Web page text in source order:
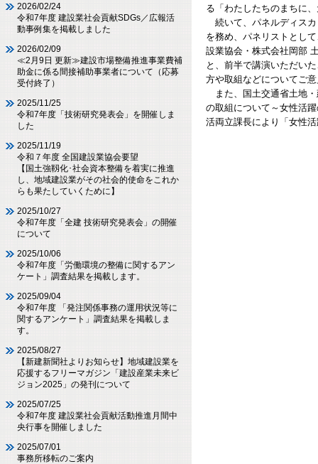
る「わたしたちのまちに
続いて、パネルディスカ
を務め、パネリストとし
設業協会・株式会社岡部
と、前半で講演いただい
方や取組などについてご
また、国土交通省土地・
の取組について～女性活
活両立課長により「女性
2026/02/24
令和7年度 建設業社会貢献SDGs／広報活
動事例集を掲載しました
2026/02/09
≪2月9日 更新≫建設市場整備推進事業費補
助金に係る間接補助事業者について（応募
受付終了）
2025/11/25
令和7年度「技術研究発表会」を開催しま
した
2025/11/19
令和７年度 全国建設業協会要望
【国土強靱化･社会資本整備を着実に推進
し、地域建設業がその社会的使命をこれか
らも果たしていくために】
2025/10/27
令和7年度「全建 技術研究発表会」の開催
について
2025/10/06
令和7年度「労働環境の整備に関するアン
ケート」調査結果を掲載します。
2025/09/04
令和7年度 「発注関係事務の運用状況等に
関するアンケート」調査結果を掲載しま
す。
2025/08/27
【新建新聞社よりお知らせ】地域建設業を
応援するフリーマガジン「建設産業未来ビ
ジョン2025」の発刊について
2025/07/25
令和7年度 建設業社会貢献活動推進月間中
央行事を開催しました
2025/07/01
事務所移転のご案内